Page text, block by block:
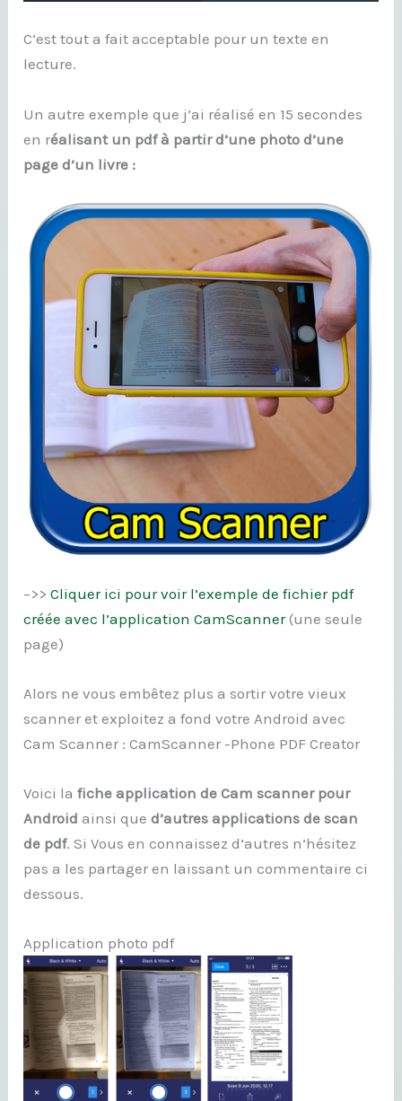
C’est tout a fait acceptable pour un texte en
lecture.
Un autre exemple que j’ai réalisé en 15 secondes
en réalisant un pdf à partir d’une photo d’une
page d’un livre :
–>>Cliquer ici pour voir l’exemple de fichier pdf
créée avec l’application CamScanner(une seule
page)
Alors ne vous embêtez plus a sortir votre vieux
scanner et exploitez a fond votre Android avec
Cam Scanner : CamScanner -Phone PDF Creator
Voici lafiche application de Cam scanner pour
Android ainsi que d’autres applications de scan
de pdf. Si Vous en connaissez d’autres n’hésitez
pas a les partager en laissant un commentaire ci
dessous.
Application photo pdf